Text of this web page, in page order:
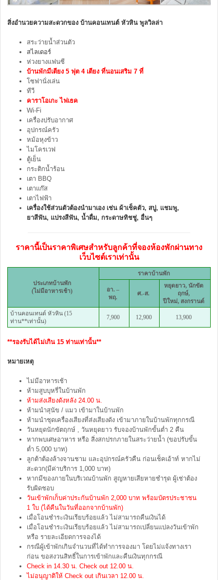
สิ่งอำนวยความสะดวกของ บ้านคอนเทนต์ หัวหิน พูลวิลล่า
สระว่ายน้ำส่วนตัว
สไลเดอร์
ห่วงยางแฟนซี
บ้านพักมีเตียง 5 ฟุต 4 เตียง ที่นอนเสริม 7 ที่
โซฟานั่งเล่น
ทีวี
คาราโอเกะ ไฟเธค
Wi-Fi
เครื่องปรับอากาศ
อุปกรณ์ครัว
หม้อหุงข้าว
ไมโครเวฟ
ตู้เย็น
กระติกน้ำร้อน
เตา BBQ
เตาแก๊ส
เตาไฟฟ้า
เครื่องใช้ส่วนตัวต้องนำมาเอง เช่น ผ้าเช็คตัว, สบู่, แชมพู,
ยาสีฟัน, แปรงสีฟัน, น้ำดื่ม, กระดาษทิชชู่, อื่นๆ
ราคานี้เป็นราคาพิเศษสำหรับลูกค้าที่จองห้องพักผ่านทาง
เว็บไซต์เราเท่านั้น
ประเภทบ้านพัก
(ไม่มีอาหารเช้า)
ราคาบ้านพัก
อา. –
พฤ.
ศ.-ส.
หยุดยาว, นักขัต
ฤกษ์,
ปีใหม่, สงกรานต์
บ้านคอนเทนต์ หัวหิน (15
ท่าน**เท่านั้น)
7,900 12,900 13,900
**รองรับได้ไม่เกิน 15 ท่านเท่านั้น**
หมายเหตุ
ไม่มีอาหารเช้า
ห้ามสูบบุหรี่ในบ้านพัก
ห้ามส่งเสียงดังหลัง 24.00 น.
ห้ามนำสุนัข / แมว เข้ามาในบ้านพัก
ห้ามนำชุดเครื่องเสียงที่ส่งเสียงดัง เข้ามาภายในบ้านพักทุกกรณี
วันหยุดนักขัตฤกษ์ , วันหยุดยาว รับจองบ้านพักขั้นต่ำ 2 คืน
หากพบเศษอาหาร หรือ สิ่งสกปรกภายในสระว่ายน้ำ (ขอปรับขั้น
ต่ำ 5,000 บาท)
ลูกต้าต้องล้างจานชาม และอุปกรณ์ครัวคืน ก่อนเช็คเอ้าท์ หากไม่
สะดวก(มีค่าบริการ 1,000 บาท)
หากมีของภายในบริเวณบ้านพัก สูญหายเสียหายชำรุด ผู้เช่าต้อง
รับผิดชอบ
วันเข้าพักเก็บค่าประกันบ้านพัก 2,000 บาท พร้อมบัตรประชาชน
1 ใบ (ได้คืนในวันที่ออกจากบ้านพัก)
เมื่อโอนชำระเงินเรียบร้อยแล้ว ไม่สามารถคืนเงินได้
เมื่อโอนชำระเงินเรียบร้อยแล้ว ไม่สามารถเปลี่ยนแปลงวันเข้าพัก
หรือ รายละเอียดการจองได้
กรณีผู้เข้าพักเกินจำนวนที่ได้ทำการจองมา โดยไม่แจ้งทางเรา
ก่อน ขอสงวนสิทธิ์ในการเข้าพักและคืนเงินทุกกรณี
Check in 14.30 น. Check out 12.00 น.
ไม่อนุญาติให้ Check out เกินเวลา 12.00 น.